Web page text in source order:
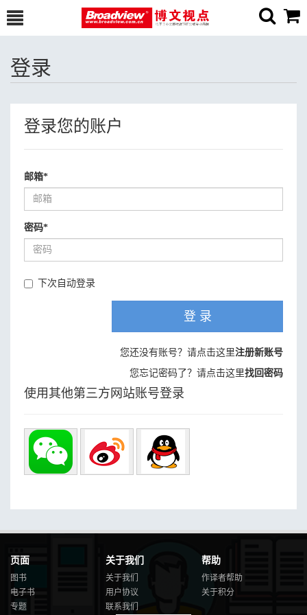
登录
登录您的账户
邮箱*
密码*
下次自动登录
登 录
您还没有账号？请点击这里注册新账号
您忘记密码了？请点击这里找回密码
使用其他第三方网站账号登录
页面
图书
电子书
专题
关于我们
关于我们
用户协议
联系我们
帮助
作译者帮助
关于积分